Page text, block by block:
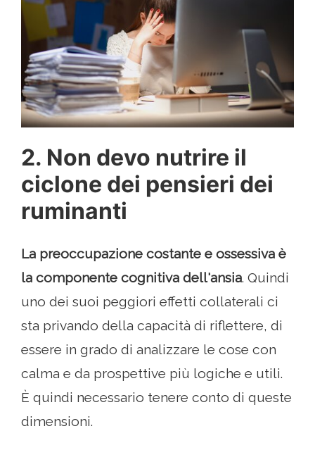
2. Non devo nutrire il
ciclone dei pensieri dei
ruminanti
La preoccupazione costante e ossessiva è
la componente cognitiva dell'ansia. Quindi
uno dei suoi peggiori effetti collaterali ci
sta privando della capacità di riflettere, di
essere in grado di analizzare le cose con
calma e da prospettive più logiche e utili.
È quindi necessario tenere conto di queste
dimensioni.